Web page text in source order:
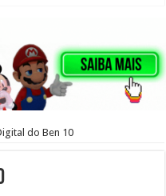
do Ben 10